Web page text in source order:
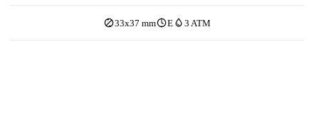
33x37 mm E 3 ATM